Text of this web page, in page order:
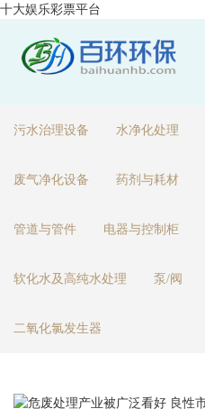
十大娱乐彩票平台
污水治理设备 水净化处理
废气净化设备 药剂与耗材
管道与管件 电器与控制柜
软化水及高纯水处理 泵/阀
二氧化氯发生器